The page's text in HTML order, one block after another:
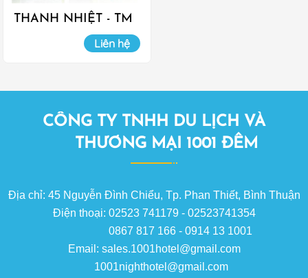
THANH NHIỆT - TM
Liên hệ
CÔNG TY TNHH DU LỊCH VÀ
THƯƠNG MẠI 1001 ĐÊM
Địa chỉ: 45 Nguyễn Đình Chiểu, Tp. Phan Thiết, Bình Thuận
Điện thoại: 02523 741179 - 02523741354
0867 817 166 - 0914 13 1001
Email: sales.1001hotel@gmail.com
1001nighthotel@gmail.com